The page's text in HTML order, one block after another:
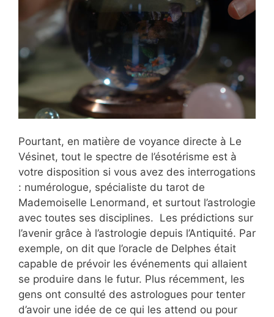
Pourtant, en matière de voyance directe à Le
Vésinet, tout le spectre de l’ésotérisme est à
votre disposition si vous avez des interrogations
: numérologue, spécialiste du tarot de
Mademoiselle Lenormand, et surtout l’astrologie
avec toutes ses disciplines. Les prédictions sur
l’avenir grâce à l’astrologie depuis l’Antiquité. Par
exemple, on dit que l’oracle de Delphes était
capable de prévoir les événements qui allaient
se produire dans le futur. Plus récemment, les
gens ont consulté des astrologues pour tenter
d’avoir une idée de ce qui les attend ou pour